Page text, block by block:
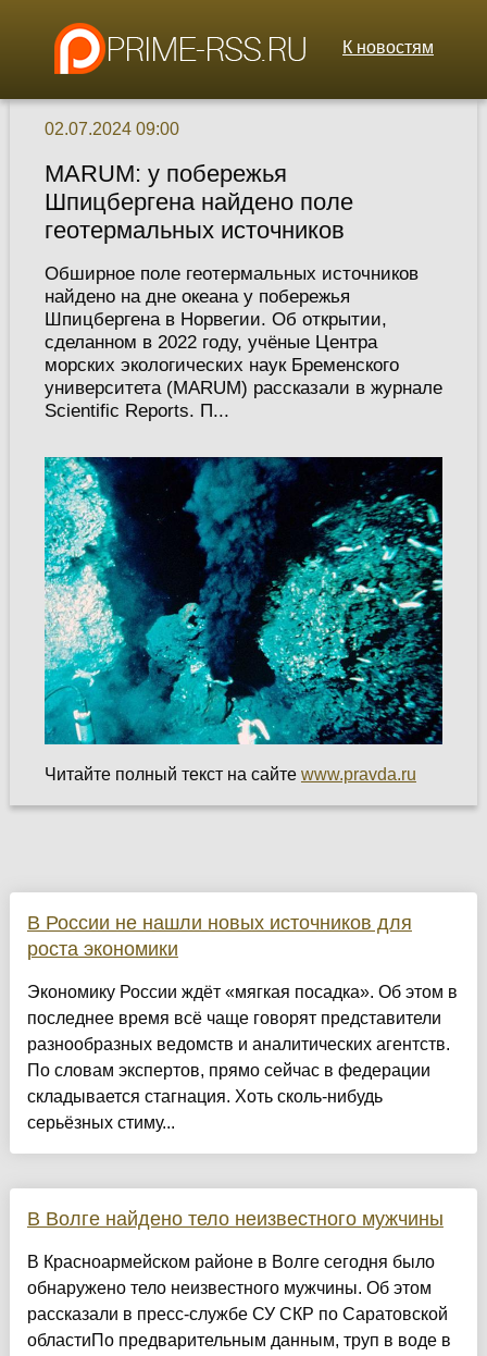
К новостям
02.07.2024 09:00
MARUM: у побережья
Шпицбергена найдено поле
геотермальных источников
Обширное поле геотермальных источников
найдено на дне океана у побережья
Шпицбергена в Норвегии. Об открытии,
сделанном в 2022 году, учёные Центра
морских экологических наук Бременского
университета (MARUM) рассказали в журнале
Scientific Reports. П...
Читайте полный текст на сайте www.pravda.ru
В России не нашли новых источников для
роста экономики
Экономику России ждёт «мягкая посадка». Об этом в
последнее время всё чаще говорят представители
разнообразных ведомств и аналитических агентств.
По словам экспертов, прямо сейчас в федерации
складывается стагнация. Хоть сколь-нибудь
серьёзных стиму...
В Волге найдено тело неизвестного мужчины
В Красноармейском районе в Волге сегодня было
обнаружено тело неизвестного мужчины. Об этом
рассказали в пресс-службе СУ СКР по Саратовской
областиПо предварительным данным, труп в воде в